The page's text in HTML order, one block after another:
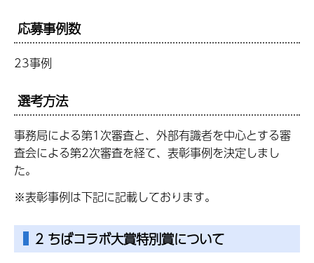
応募事例数
23事例
選考方法
事務局による第1次審査と、外部有識者を中心とする審
査会による第2次審査を経て、表彰事例を決定しまし
た。
※表彰事例は下記に記載しております。
2 ちばコラボ大賞特別賞について